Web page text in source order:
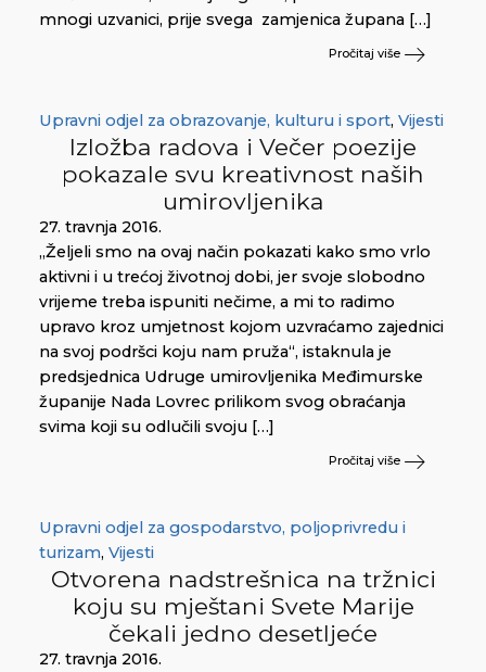
mnogi uzvanici, prije svega zamjenica župana […]
Pročitaj više
Upravni odjel za obrazovanje, kulturu i sport, Vijesti
Izložba radova i Večer poezije
pokazale svu kreativnost naših
umirovljenika
27. travnja 2016.
„Željeli smo na ovaj način pokazati kako smo vrlo
aktivni i u trećoj životnoj dobi, jer svoje slobodno
vrijeme treba ispuniti nečime, a mi to radimo
upravo kroz umjetnost kojom uzvraćamo zajednici
na svoj podršci koju nam pruža“, istaknula je
predsjednica Udruge umirovljenika Međimurske
županije Nada Lovrec prilikom svog obraćanja
svima koji su odlučili svoju […]
Pročitaj više
Upravni odjel za gospodarstvo, poljoprivredu i
turizam, Vijesti
Otvorena nadstrešnica na tržnici
koju su mještani Svete Marije
čekali jedno desetljeće
27. travnja 2016.